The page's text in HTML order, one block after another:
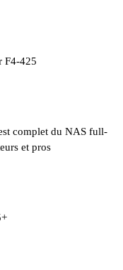
F4-425
complet du NAS full-
et pros